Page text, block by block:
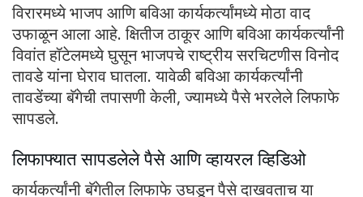
विरारमध्ये भाजप आणि बविआ कार्यकर्त्यांमध्ये मोठा वाद
उफाळून आला आहे. क्षितीज ठाकूर आणि बविआ कार्यकर्त्यांनी
विवांत हॉटेलमध्ये घुसून भाजपचे राष्ट्रीय सरचिटणीस विनोद
तावडे यांना घेराव घातला. यावेळी बविआ कार्यकर्त्यांनी
तावडेंच्या बॅगेची तपासणी केली, ज्यामध्ये पैसे भरलेले लिफाफे
सापडले.
लिफाफ्यात सापडलेले पैसे आणि व्हायरल व्हिडिओ
कार्यकर्त्यांनी बॅगेतील लिफाफे उघडून पैसे दाखवताच या